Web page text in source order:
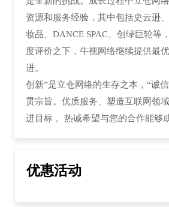
资源和服务经验，其中包括史云逊
妆品、DANCE SPAC、创绿巨轮等
度评价之下，牛视网络继续提供最
进。
创新”是立仓网络的生存之本，“诚
贯宗旨。优质服务、塑造互联网领
进目标 。热诚希望与您的合作能够
优惠活动